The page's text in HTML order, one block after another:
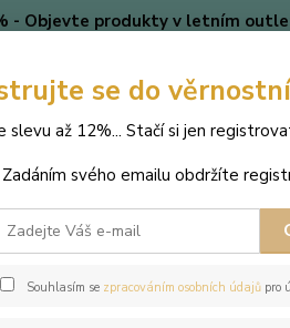
- Objevte produkty v letním
Blog
Hledat
se do
slevu až 12%... Stačí si jen
Zadáním svého emailu obdržíte
Souhlasím se zpracováním osobních údajůpro